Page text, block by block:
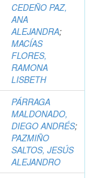
CEDEÑO PAZ,
ANA
ALEJANDRA;
MACÍAS
FLORES,
RAMONA
LISBETH
PÁRRAGA
MALDONADO,
DIEGO ANDRÉS;
PAZMIÑO
SALTOS, JESÚS
ALEJANDRO